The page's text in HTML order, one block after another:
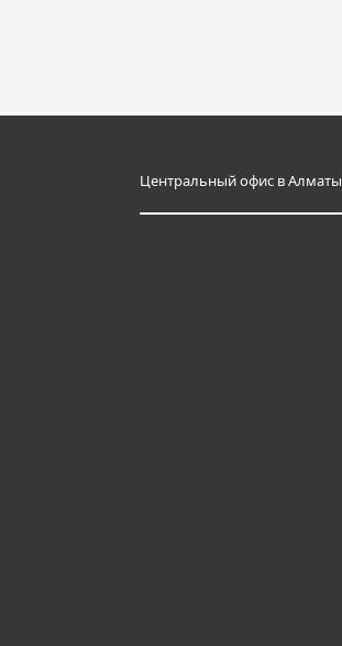
Центральный офис в Алматы